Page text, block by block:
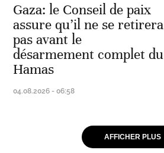
Gaza: le Conseil de paix
assure qu’il ne se retirera
pas avant le
désarmement complet du
Hamas
04.08.2026 - 06:58
AFFICHER PLUS